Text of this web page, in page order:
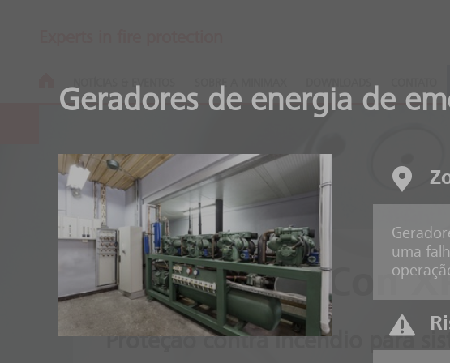
NOTÍCIAS & EVENTOS SOBRE A MINIMAX
Minifog ProCon
Proteção contra incêndio para
Geradores de energia de
uma